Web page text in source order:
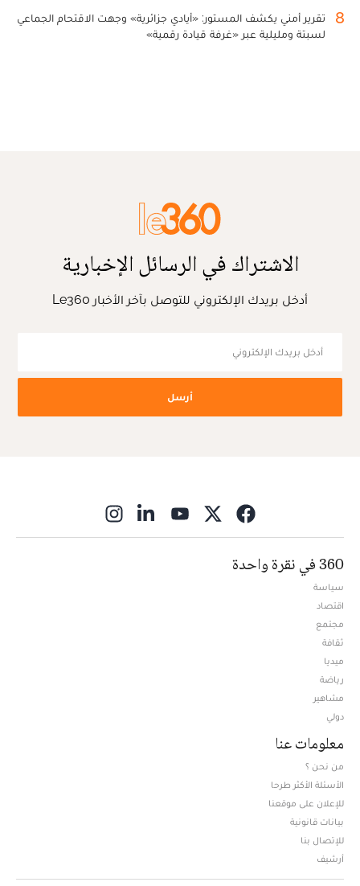
8
تقرير أمني يكشف المستور: «أيادي جزائرية» وجهت الاقتحام الجماعي
لسبتة ومليلية عبر «غرفة قيادة رقمية»
الاشتراك في الرسائل الإخبارية
أدخل بريدك الإلكتروني للتوصل بآخر الأخبار Le360
أرسل
360 في نقرة واحدة
سياسة
اقتصاد
مجتمع
ثقافة
ميديا
رياضة
مشاهير
دولي
معلومات عنا
من نحن ؟
الأسئلة الأكثر طرحا
للإعلان على موقعنا
بيانات قانونية
للإتصال بنا
أرشيف